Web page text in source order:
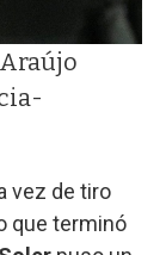
vez de tiro
que terminó